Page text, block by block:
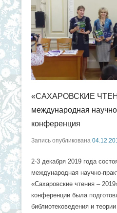
«САХАРОВСКИЕ
международная
конференция
Запись опубликована
2-3 декабря 2019 года
международная научно-
«Сахаровские чтения –
конференции была
библиотековедения и